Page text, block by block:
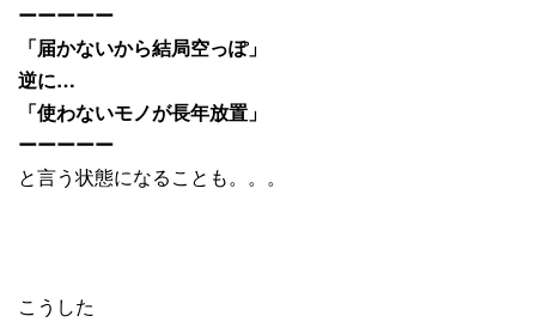
ーーーーー
「届かないから結局空っぽ」
逆に…
「使わないモノが長年放置」
ーーーーー
と言う状態になることも。。。
こうした